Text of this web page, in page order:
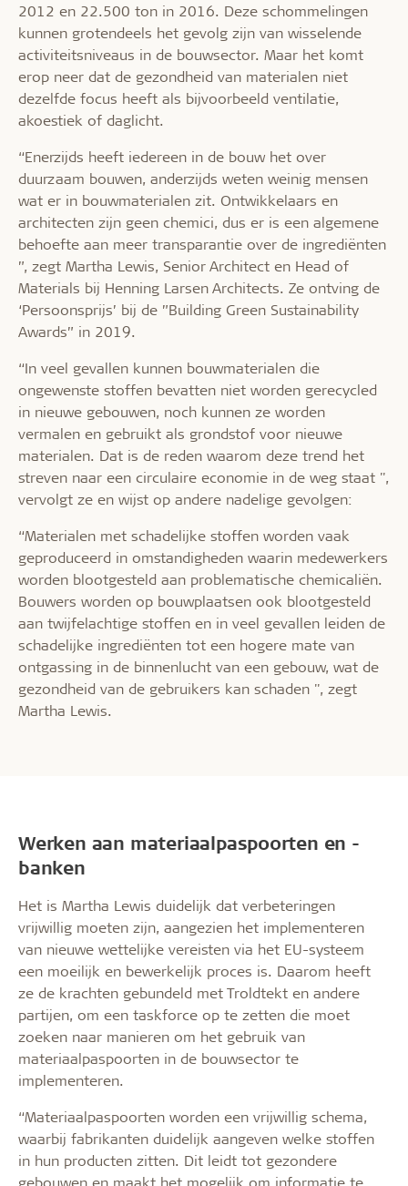
2012 en 22.500 ton in 2016. Deze schommelingen
kunnen grotendeels het gevolg zijn van wisselende
activiteitsniveaus in de bouwsector. Maar het komt
erop neer dat de gezondheid van materialen niet
dezelfde focus heeft als bijvoorbeeld ventilatie,
akoestiek of daglicht.
“Enerzijds heeft iedereen in de bouw het over
duurzaam bouwen, anderzijds weten weinig mensen
wat er in bouwmaterialen zit. Ontwikkelaars en
architecten zijn geen chemici, dus er is een algemene
behoefte aan meer transparantie over de ingrediënten
”, zegt Martha Lewis, Senior Architect en Head of
Materials bij Henning Larsen Architects. Ze ontving de
‘Persoonsprijs’ bij de ”Building Green Sustainability
Awards” in 2019.
“In veel gevallen kunnen bouwmaterialen die
ongewenste stoffen bevatten niet worden gerecycled
in nieuwe gebouwen, noch kunnen ze worden
vermalen en gebruikt als grondstof voor nieuwe
materialen. Dat is de reden waarom deze trend het
streven naar een circulaire economie in de weg staat '',
vervolgt ze en wijst op andere nadelige gevolgen:
“Materialen met schadelijke stoffen worden vaak
geproduceerd in omstandigheden waarin medewerkers
worden blootgesteld aan problematische chemicaliën.
Bouwers worden op bouwplaatsen ook blootgesteld
aan twijfelachtige stoffen en in veel gevallen leiden de
schadelijke ingrediënten tot een hogere mate van
ontgassing in de binnenlucht van een gebouw, wat de
gezondheid van de gebruikers kan schaden '', zegt
Martha Lewis.
Werken aan materiaalpaspoorten en -
banken
Het is Martha Lewis duidelijk dat verbeteringen
vrijwillig moeten zijn, aangezien het implementeren
van nieuwe wettelijke vereisten via het EU-systeem
een moeilijk en bewerkelijk proces is. Daarom heeft
ze de krachten gebundeld met Troldtekt en andere
partijen, om een taskforce op te zetten die moet
zoeken naar manieren om het gebruik van
materiaalpaspoorten in de bouwsector te
implementeren.
“Materiaalpaspoorten worden een vrijwillig schema,
waarbij fabrikanten duidelijk aangeven welke stoffen
in hun producten zitten. Dit leidt tot gezondere
gebouwen en maakt het mogelijk om informatie te